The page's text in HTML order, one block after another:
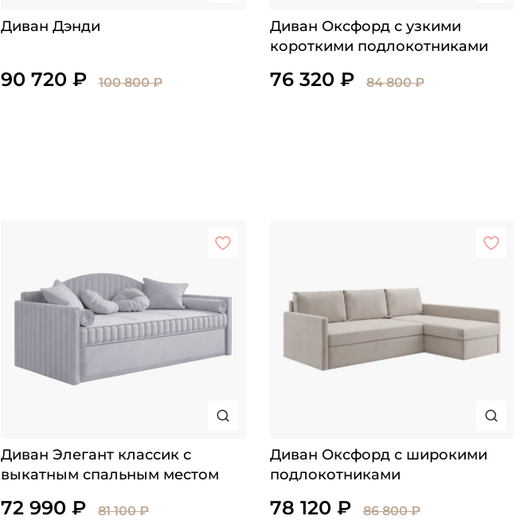
Диван Дэнди
90 720 ₽ 100 800 ₽
Диван Оксфорд с узкими
короткими подлокотниками
76 320 ₽ 84 800 ₽
Диван Элегант классик с
выкатным спальным местом
72 990 ₽ 81 100 ₽
Диван Оксфорд с широкими
подлокотниками
78 120 ₽ 86 800 ₽